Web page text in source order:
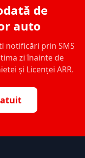
de
auto
notificări prin SMS
zi înainte de
și Licenței ARR.